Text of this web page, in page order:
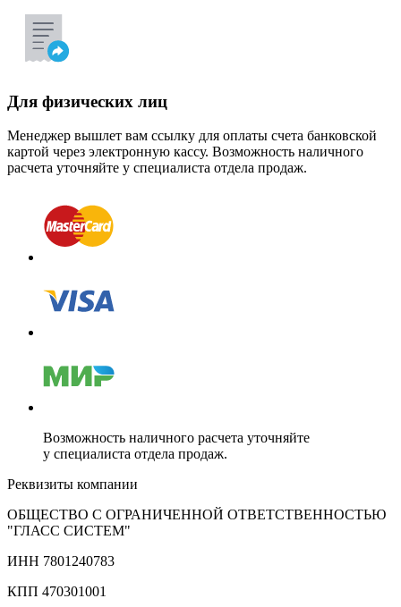
Для физических лиц
Менеджер вышлет вам ссылку для оплаты счета банковской
картой через электронную кассу. Возможность наличного
расчета уточняйте у специалиста отдела продаж.
Возможность наличного расчета уточняйте
у специалиста отдела продаж.
Реквизиты компании
ОБЩЕСТВО С ОГРАНИЧЕННОЙ ОТВЕТСТВЕННОСТЬЮ
"ГЛАСС СИСТЕМ"
ИНН 7801240783
КПП 470301001